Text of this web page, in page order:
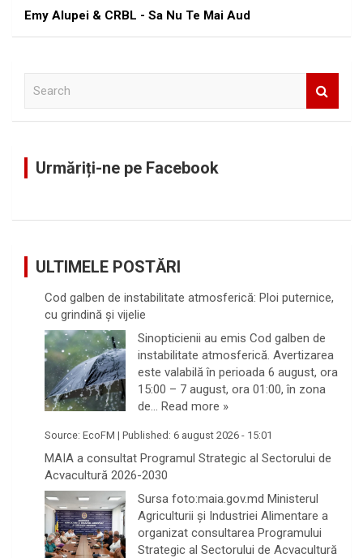
Emy Alupei & CRBL - Sa Nu Te Mai Aud
Urmăriți-ne pe Facebook
ULTIMELE POSTĂRI
Cod galben de instabilitate atmosferică: Ploi puternice,
cu grindină și vijelie
Sinopticienii au emis Cod galben de
instabilitate atmosferică. Avertizarea
este valabilă în perioada 6 august, ora
15:00 – 7 august, ora 01:00, în zona
de… Read more »
Source: EcoFM | Published: 6 august 2026 - 15:01
MAIA a consultat Programul Strategic al Sectorului de
Acvacultură 2026-2030
Sursa foto:maia.gov.md Ministerul
Agriculturii și Industriei Alimentare a
organizat consultarea Programului
Strategic al Sectorului de Acvacultură